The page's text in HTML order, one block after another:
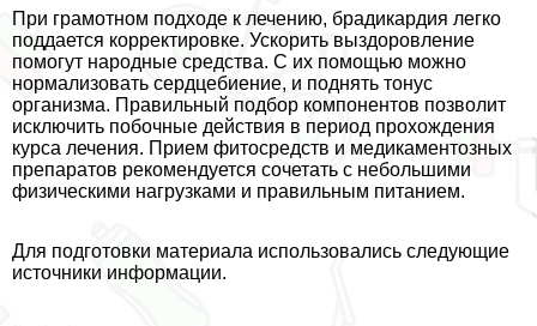
При грамотном подходе к лечению, брадикардия легко
поддается корректировке. Ускорить выздоровление
помогут народные средства. С их помощью можно
нормализовать сердцебиение, и поднять тонус
организма. Правильный подбор компонентов позволит
исключить побочные действия в период прохождения
курса лечения. Прием фитосредств и медикаментозных
препаратов рекомендуется сочетать с небольшими
физическими нагрузками и правильным питанием.
Для подготовки материала использовались следующие
источники информации.